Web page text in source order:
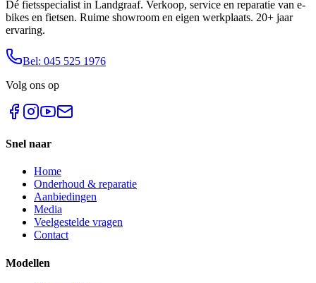
Dé fietsspecialist in Landgraaf. Verkoop, service en reparatie van e-
bikes en fietsen. Ruime showroom en eigen werkplaats. 20+ jaar
ervaring.
Bel: 045 525 1976
Volg ons op
Snel naar
Home
Onderhoud & reparatie
Aanbiedingen
Media
Veelgestelde vragen
Contact
Modellen